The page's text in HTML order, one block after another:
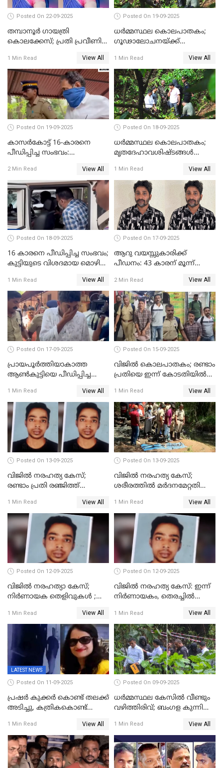
Posted On 22-09-2025
തമ്പാനൂര്‍ ഗായത്രി
കൊലക്കേസ്; പ്രതി പ്രവീണിന്
ലക്ഷം രൂപ പിഴയും
1 Min Read View All
Posted On 19-09-2025
ധർമ്മസ്ഥല കൊലപാതകം;
ഗൂഢാലോചനയ്ക്ക്
1 Min Read View All
Posted On 19-09-2025
കാസർകോട്ട് 16-കാരനെ
പീഡിപ്പിച്ച സംഭവം:
ഇടപാടുകൾ നടന്നതായി
പൊലീസ്
2 Min Read View All
Posted On 18-09-2025
ധർമ്മസ്ഥല കൊലപാതകം;
മൃതദേഹാവശിഷ്ടങ്ങൾ
1 Min Read View All
Posted On 18-09-2025
16 കാരനെ പീഡിപ്പിച്ച സംഭവം;
കുട്ടിയുടെ വിശദമായ മൊഴി
1 Min Read View All
Posted On 17-09-2025
ആറു വയസ്സുകാരിക്ക്
പീഡനം: 43 കാരന് മൂന്ന്
പിഴയും ശിക്ഷ
2 Min Read View All
Posted On 17-09-2025
പ്രായപൂർത്തിയാകാത്ത
ആൺകുട്ടിയെ പീഡിപ്പിച്ച
അറസ്റ്റിൽ
1 Min Read View All
Posted On 15-09-2025
വിജിൽ കൊലപാതകം; രണ്ടാം
പ്രതിയെ ഇന്ന് കോടതിയിൽ
1 Min Read View All
Posted On 13-09-2025
വിജിൽ നരഹത്യ കേസ്;
രണ്ടാം പ്രതി രഞ്ജിത്ത്
1 Min Read View All
Posted On 13-09-2025
വിജില്‍ നരഹത്യ കേസ്;
ശരീരത്തില്‍ മര്‍ദനമേറ്റതിന്റെ
റിപ്പോർട്ട് പുറത്ത്
1 Min Read View All
Posted On 12-09-2025
വിജിൽ നരഹത്യാ കേസ്;
നിർണായക തെളിവുകൾ ;
താടിയെല്ലും ലഭിച്ചു
1 Min Read View All
Posted On 12-09-2025
വിജിൽ നരഹത്യ കേസ്: ഇന്ന്
നിർണായകം, തെരച്ചിൽ
1 Min Read View All
LATEST NEWS
Posted On 11-09-2025
പ്രഷർ കുക്കർ കൊണ്ട് തലക്ക്
അടിച്ചു, കത്രികകൊണ്ട്
കൊലപ്പെടുത്തി; 5 പവൻ
സ്വർണ്ണവും ഒരു ലക്ഷം
രൂപയും കാണാതായി
1 Min Read View All
Posted On 09-09-2025
ധർമ്മസ്ഥല കേസിൽ വീണ്ടും
വഴിത്തിരിവ്; ബംഗള കുന്നിൽ
കണ്ടെത്തി
1 Min Read View All